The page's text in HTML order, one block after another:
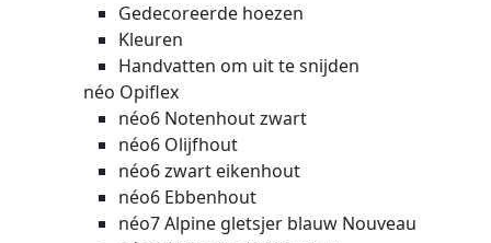
Gedecoreerde hoezen
Kleuren
Handvatten om uit te snijden
néo Opiflex
néo6 Notenhout zwart
néo6 Olijfhout
néo6 zwart eikenhout
néo6 Ebbenhout
néo7 Alpine gletsjer blauw Nouveau